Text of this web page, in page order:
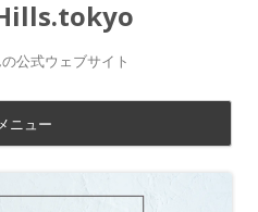
公式ウェブサイト
ニュー